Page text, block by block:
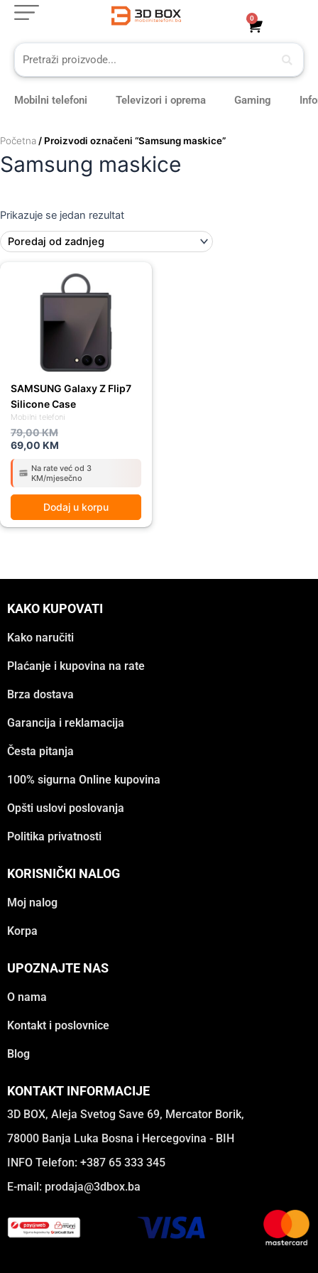
Skip
content
0
Cart
Mobilni telefoni Televizori i oprema Gaming
Početna / Proizvodi označeni “Samsung maskice”
Samsung maskice
Prikazuje se jedan rezultat
Mobilni telefoni
SAMSUNG Galaxy Z Flip7
Silicone Case
79,00KM
69,00 KM
Na rate već od 3
KM/mjesečno
Dodaj u korpu
KAKO KUPOVATI
Kako naručiti
Plaćanje i kupovina na rate
Brza dostava
Garancija i reklamacija
Česta pitanja
100% sigurna Online kupovina
Opšti uslovi poslovanja
Politika privatnosti
KORISNIČKI NALOG
Moj nalog
Korpa
UPOZNAJTE NAS
O nama
Kontakt i poslovnice
Blog
KONTAKT INFORMACIJE
3D BOX, Aleja Svetog Save 69, Mercator Borik,
78000 Banja Luka Bosna i Hercegovina - BIH
INFO Telefon: +387 65 333 345
E-mail: prodaja@3dbox.ba